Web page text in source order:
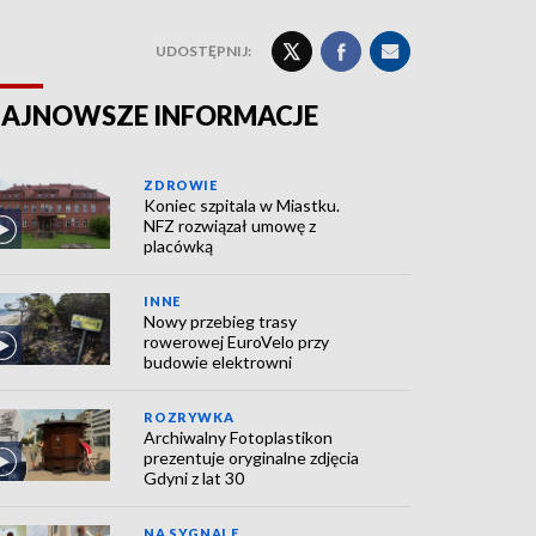
UDOSTĘPNIJ:
INFORMACJE
ZDROWIE
Koniec szpitala w Miastku.
NFZ rozwiązał umowę z
placówką
INNE
Nowy przebieg trasy
rowerowej EuroVelo przy
budowie elektrowni
ROZRYWKA
Archiwalny Fotoplastikon
prezentuje oryginalne zdjęcia
Gdyni z lat 30